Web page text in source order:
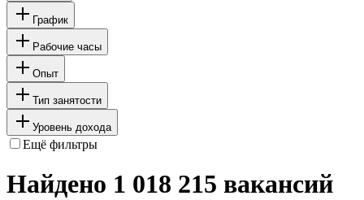
График
Рабочие часы
Опыт
Тип занятости
Уровень дохода
Ещё фильтры
Найдено 1 018 215 вакансий